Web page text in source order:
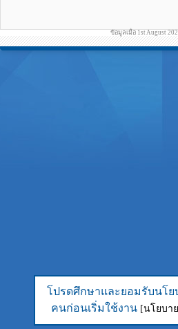
โปรดศึกษาและยอมรับนโย
คนก่อนเริ่มใช้งาน [นโยบา
ข้อมูลเมื่อ 1st August
โปรดศึกษาและยอมรับนโย
คนก่อนเริ่มใช้งาน [นโยบา